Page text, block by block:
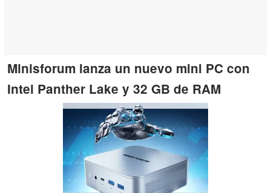
Minisforum lanza un nuevo mini PC con
Intel Panther Lake y 32 GB de RAM